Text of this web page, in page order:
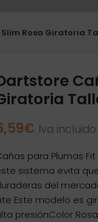
Rosa Giratoria
€ Iva incluido
para Plumas
sistema evita
del
Este modelo es
presiónColor